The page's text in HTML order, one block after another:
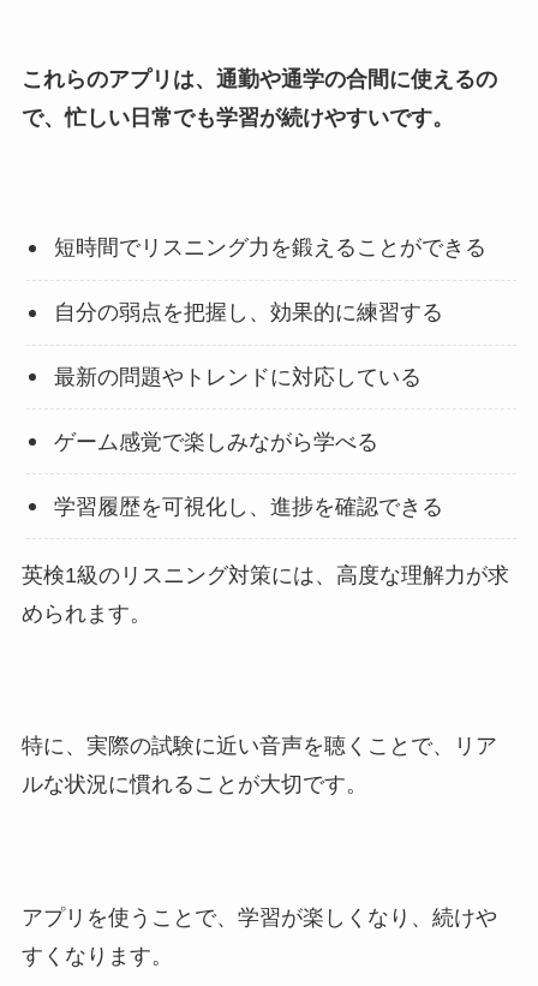
これらのアプリは、通勤や通学の合間に使えるの
で、忙しい日常でも学習が続けやすいです。
短時間でリスニング力を鍛えることができる
自分の弱点を把握し、効果的に練習する
最新の問題やトレンドに対応している
ゲーム感覚で楽しみながら学べる
学習履歴を可視化し、進捗を確認できる
英検1級のリスニング対策には、高度な理解力が求
められます。
特に、実際の試験に近い音声を聴くことで、リア
ルな状況に慣れることが大切です。
アプリを使うことで、学習が楽しくなり、続けや
すくなります。